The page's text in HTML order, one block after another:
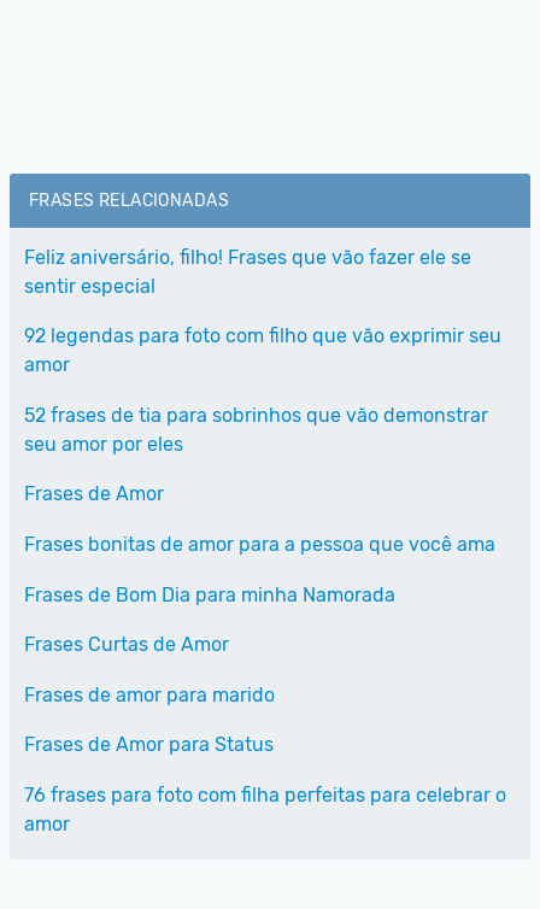
FRASES RELACIONADAS
Feliz aniversário, filho! Frases que vão fazer ele se
sentir especial
92 legendas para foto com filho que vão exprimir seu
amor
52 frases de tia para sobrinhos que vão demonstrar
seu amor por eles
Frases de Amor
Frases bonitas de amor para a pessoa que você ama
Frases de Bom Dia para minha Namorada
Frases Curtas de Amor
Frases de amor para marido
Frases de Amor para Status
76 frases para foto com filha perfeitas para celebrar o
amor